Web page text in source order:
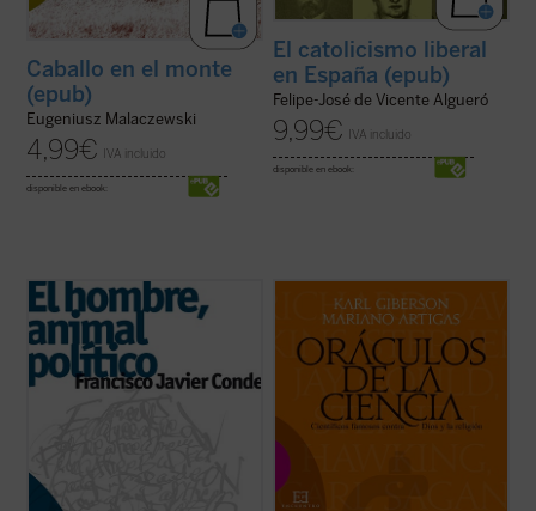
Caballo en el monte
(epub)
Eugeniusz Malaczewski
4,99€ IVA incluido
disponible en ebook:
El catolicismo liberal
en España (epub)
Felipe-José de Vicente Algueró
9,99€ IVA incluido
disponible en ebook:
El proceso reduccionista al que se ha visto
sometida la política, convertida en una pura
relación de poder, se ha solapado
paradójicamente con una Sociedad
despolitizaday un Estado desapoderado
También con la perversa ...(ver ficha)
La ciencia forma parte de nuestra
compresión contemporánea del mundo y
de nuestra esperanza en el futuro. Para
algunos ha desplazado a la religión, y los
creyentes deben afrontar los desafíos
planteados por la ciencia. Sin embargo,
pocos tienen ...(ver ficha)